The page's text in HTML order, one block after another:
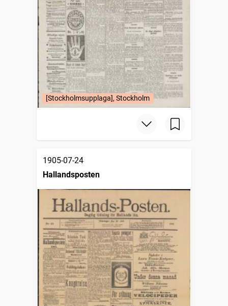
[Stockholmsupplaga], Stockholm
1905-07-24
Hallandsposten